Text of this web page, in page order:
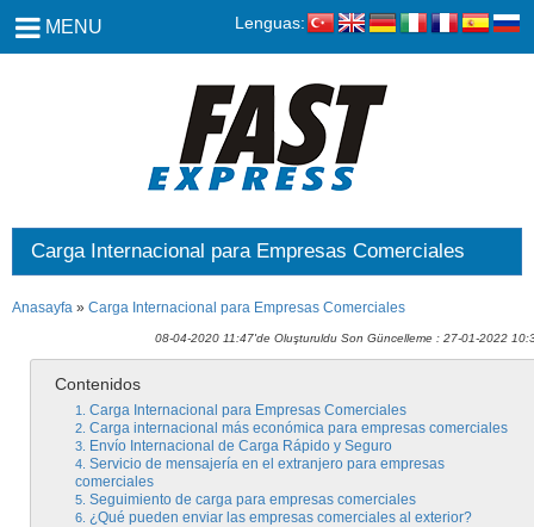
MENU Lenguas:
Carga Internacional para Empresas Comerciales
Anasayfa » Carga Internacional para Empresas Comerciales
08-04-2020 11:47'de Oluşturuldu Son Güncelleme : 27-01-2022
Contenidos
Carga Internacional para Empresas Comerciales
Carga internacional más económica para empresas comerciales
Envío Internacional de Carga Rápido y Seguro
Servicio de mensajería en el extranjero para empresas
comerciales
Seguimiento de carga para empresas comerciales
¿Qué pueden enviar las empresas comerciales al exterior?